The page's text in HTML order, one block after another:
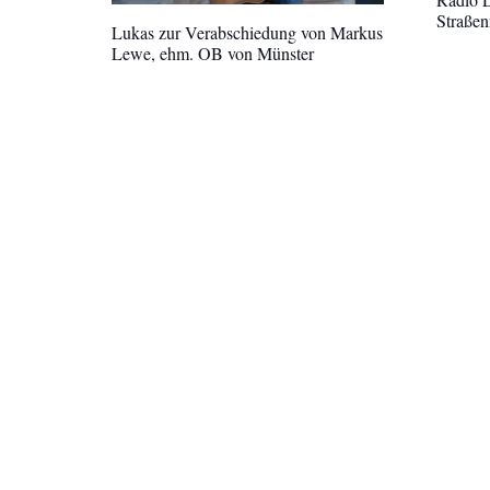
Lukas zur Verabschiedung von Markus
Lewe, ehm. OB von Münster